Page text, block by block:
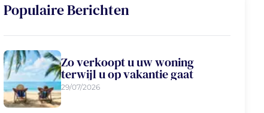
Populaire Berichten
Zo verkoopt u uw woning
terwijl u op vakantie gaat
29/07/2026